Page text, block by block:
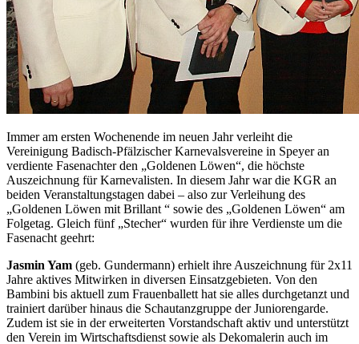
Immer am ersten Wochenende im neuen Jahr verleiht die
Vereinigung Badisch-Pfälzischer Karnevalsvereine in Speyer an
verdiente Fasenachter den „Goldenen Löwen“, die höchste
Auszeichnung für Karnevalisten. In diesem Jahr war die KGR an
beiden Veranstaltungstagen dabei – also zur Verleihung des
„Goldenen Löwen mit Brillant “ sowie des „Goldenen Löwen“ am
Folgetag. Gleich fünf „Stecher“ wurden für ihre Verdienste um die
Fasenacht geehrt:
Jasmin Yam (geb. Gundermann) erhielt ihre Auszeichnung für 2x11
Jahre aktives Mitwirken in diversen Einsatzgebieten. Von den
Bambini bis aktuell zum Frauenballett hat sie alles durchgetanzt und
trainiert darüber hinaus die Schautanzgruppe der Juniorengarde.
Zudem ist sie in der erweiterten Vorstandschaft aktiv und unterstützt
den Verein im Wirtschaftsdienst sowie als Dekomalerin auch im